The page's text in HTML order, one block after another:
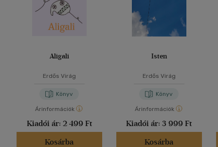
Aligali
Erdős Virág
Könyv
Árinformációk
Kiadói ár: 2 499 Ft
Kosárba
Isten
Erdős Virág
Könyv
Árinformációk
Kiadói ár: 3 999 Ft
Kosárba